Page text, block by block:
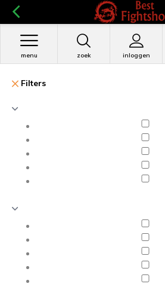
zoek inloggen
menu
Filters